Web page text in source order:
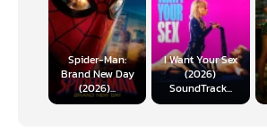
Spider-Man:
Brand New Day
(2026)...
I Want Your Sex
(2026)
SoundTrack...